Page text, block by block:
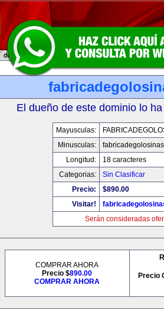
El dueño de este dominio lo
Mayusculas:
Minusculas:
Longitud:
18 caracteres
Categorias:
Sin Clasificar
Precio:
$890.00
Visitar!
Serán consideradas
COMPRAR AHORA
Precio $890.00
COMPRAR AHORA
Precio